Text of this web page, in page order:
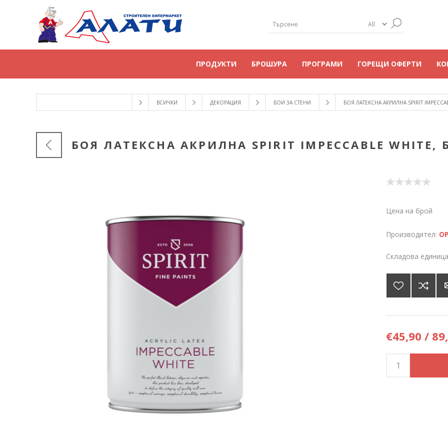
ПРОДУКТИ БРОШУРА ПРОГРАМИ ГОРЕЩИ ОФЕРТИ
ВСИЧКИ ДЕКОРАЦИЯ БОИ ЗА СТЕНИ БОЯ ЛАТЕКСНА АКРИЛНА SPIRIT
БОЯ ЛАТЕКСНА АКРИЛНА SPIRIT IMPECCABLE
Цена на брой
Производител:
Складова
€45,90 /